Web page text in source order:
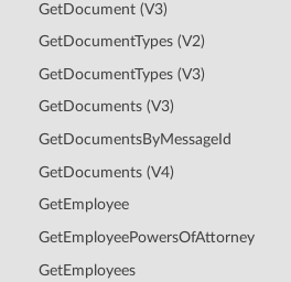
GetDocument (V3)
GetDocumentTypes (V2)
GetDocumentTypes (V3)
GetDocuments (V3)
GetDocumentsByMessageId
GetDocuments (V4)
GetEmployee
GetEmployeePowersOfAttorney
GetEmployees